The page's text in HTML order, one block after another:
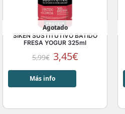
Agotado
SIKEN SUSTITUTIVO BATIDO
FRESA YOGUR 325ml
5,99€ 3,45€
Más info